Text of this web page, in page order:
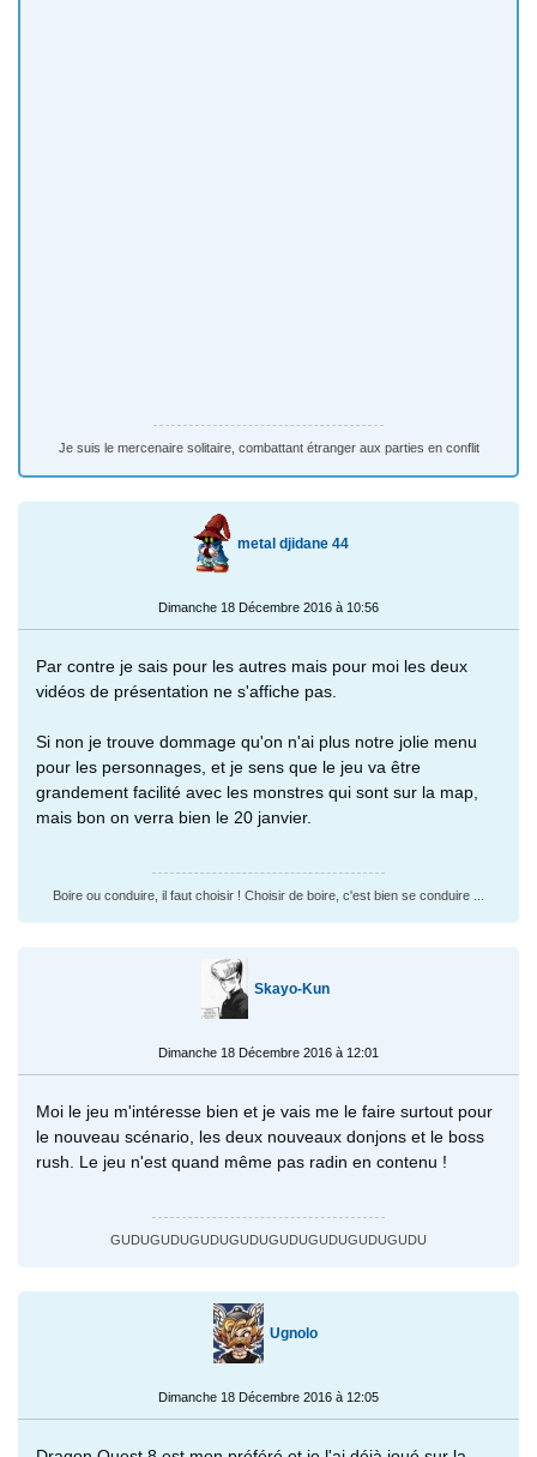
Je suis le mercenaire solitaire, combattant étranger aux parties en conflit
metal djidane 44
Dimanche 18 Décembre 2016 à 10:56
Par contre je sais pour les autres mais pour moi les deux
vidéos de présentation ne s'affiche pas.
Si non je trouve dommage qu'on n'ai plus notre jolie menu
pour les personnages, et je sens que le jeu va être
grandement facilité avec les monstres qui sont sur la map,
mais bon on verra bien le 20 janvier.
Boire ou conduire, il faut choisir ! Choisir de boire, c'est bien se conduire ...
Skayo-Kun
Dimanche 18 Décembre 2016 à 12:01
Moi le jeu m'intéresse bien et je vais me le faire surtout pour
le nouveau scénario, les deux nouveaux donjons et le boss
rush. Le jeu n'est quand même pas radin en contenu !
GUDUGUDUGUDUGUDUGUDUGUDUGUDUGUDU
Ugnolo
Dimanche 18 Décembre 2016 à 12:05